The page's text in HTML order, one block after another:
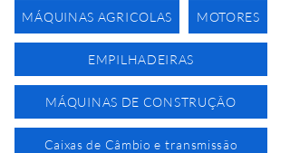
MÁQUINAS AGRICOLAS MOTORES
EMPILHADEIRAS
MÁQUINAS DE CONSTRUÇÃO
Caixas de Câmbio e transmissão